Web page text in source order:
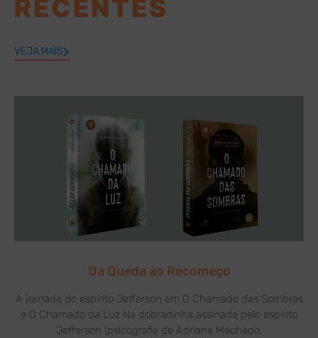
RECENTES
VEJA MAIS
Da Queda ao Recomeço
A jornada do espírito Jefferson em O Chamado das Sombras
e O Chamado da Luz Na dobradinha assinada pelo espírito
Jefferson (psicografia de Adriana Machado,